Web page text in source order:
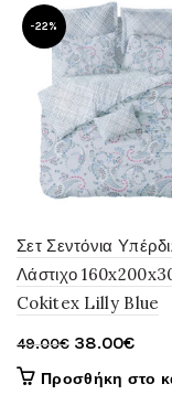
-22%
Σετ Σεντόνια
Λάστιχο
Cokitex Lilly Blue
49.00€ Original
price
38.00€Η
Προσθήκη στο